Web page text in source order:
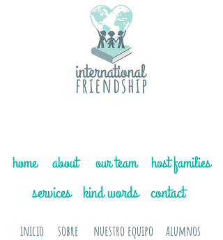
sobre
inicio
home about
alumnos
nuestro equipo
our team host families
services kind words contact